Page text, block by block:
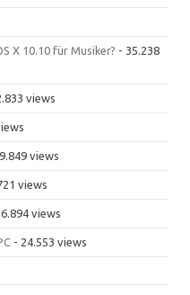
X 10.10 für Musiker? - 35.238
views
views
views
views
- 24.553 views